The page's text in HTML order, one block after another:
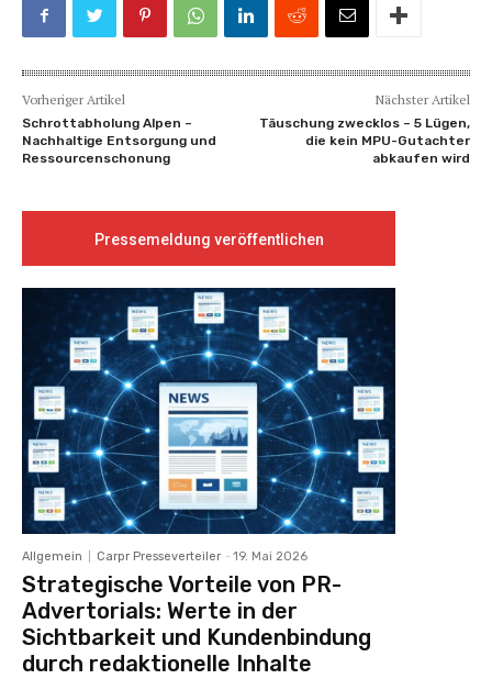
Vorheriger Artikel
Schrottabholung Alpen –
Nachhaltige Entsorgung und
Ressourcenschonung
Nächster Artikel
Täuschung zwecklos – 5 Lügen,
die kein MPU-Gutachter
abkaufen wird
Pressemeldung veröffentlichen
Allgemein Carpr Presseverteiler - 19. Mai 2026
Strategische Vorteile von PR-
Advertorials: Werte in der
Sichtbarkeit und Kundenbindung
durch redaktionelle Inhalte